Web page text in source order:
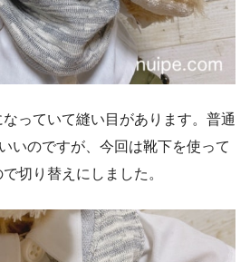
っていて縫い目があります。普通
いのですが、今回は靴下を使って
切り替えにしました。